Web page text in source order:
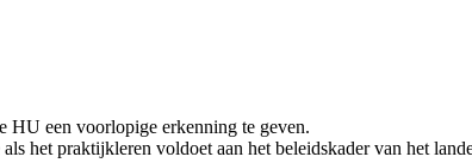
HU een voorlopige erkenning te geven.
het praktijkleren voldoet aan het beleidskader van het